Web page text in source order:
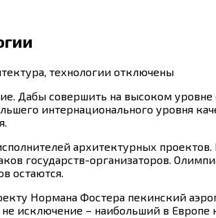
технологии отключены
Дабы совершить на высоком уровне
интернационального уровня
архитектурных
государств-организаторов.
остаются.
Нормана Фостера пекинский
исключение – наибольший в